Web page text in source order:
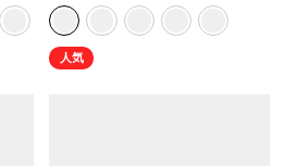
人気